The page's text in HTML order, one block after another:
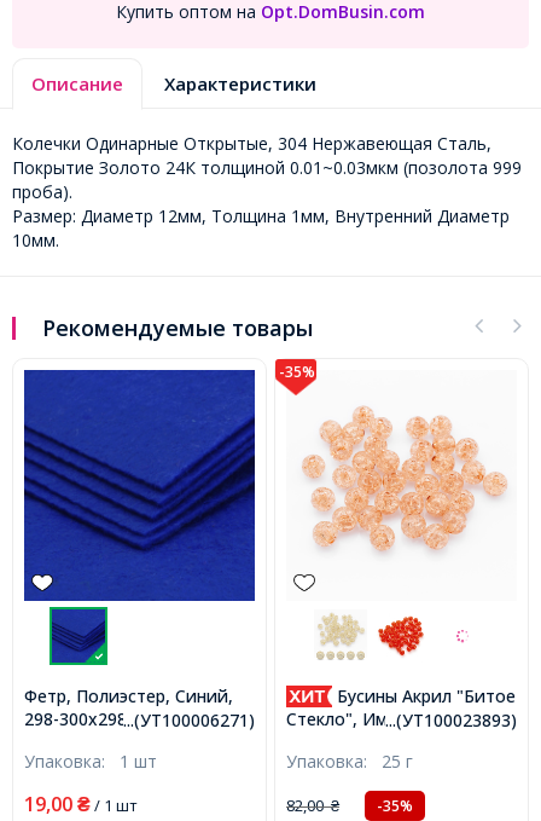
Купить оптом на Opt.DomBusin.com
Описание Характеристики
Колечки Одинарные Открытые, 304 Нержавеющая Сталь,
Покрытие Золото 24К толщиной 0.01~0.03мкм (позолота 999
проба).
Размер: Диаметр 12мм, Толщина 1мм, Внутренний Диаметр
10мм.
Рекомендуемые товары
...(УТ100006271)
Фетр, Полиэстер, Синий,
298-300x298-300x1мм,
Упаковка: 1 шт
19,00 ₴/ 1 шт
-35%
...(УТ100023893)
Бусины Акрил "Битое
Стекло", Имитация,
Коричневый, Диаметр:
10мм, Отверстие 2мм,
около 45шт/25г,
Упаковка: 25 г
82,00₴ -35%